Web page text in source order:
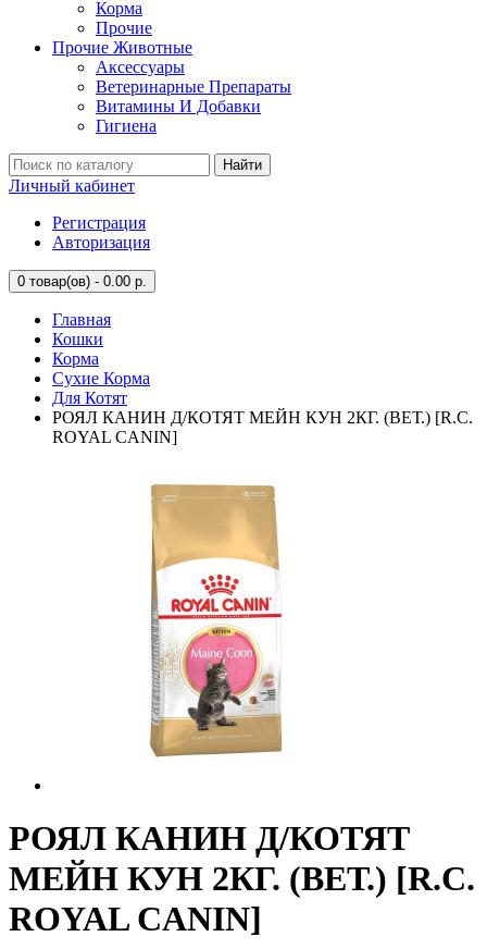
Корма
Прочие
Прочие Животные
Аксессуары
Ветеринарные Препараты
Витамины И Добавки
Гигиена
Найти
Личный кабинет
Регистрация
Авторизация
0 товар(ов) - 0.00 р.
Главная
Кошки
Корма
Сухие Корма
Для Котят
РОЯЛ КАНИН Д/КОТЯТ МЕЙН КУН 2КГ. (ВЕТ.) [R.C.
ROYAL CANIN]
РОЯЛ КАНИН Д/КОТЯТ
МЕЙН КУН 2КГ. (ВЕТ.) [R.C.
ROYAL CANIN]